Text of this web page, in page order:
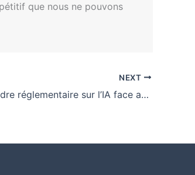
que nous ne pouvons
NEXT
Le Nigeria renforce son cadre réglementaire sur l’IA face aux défis d’adoption